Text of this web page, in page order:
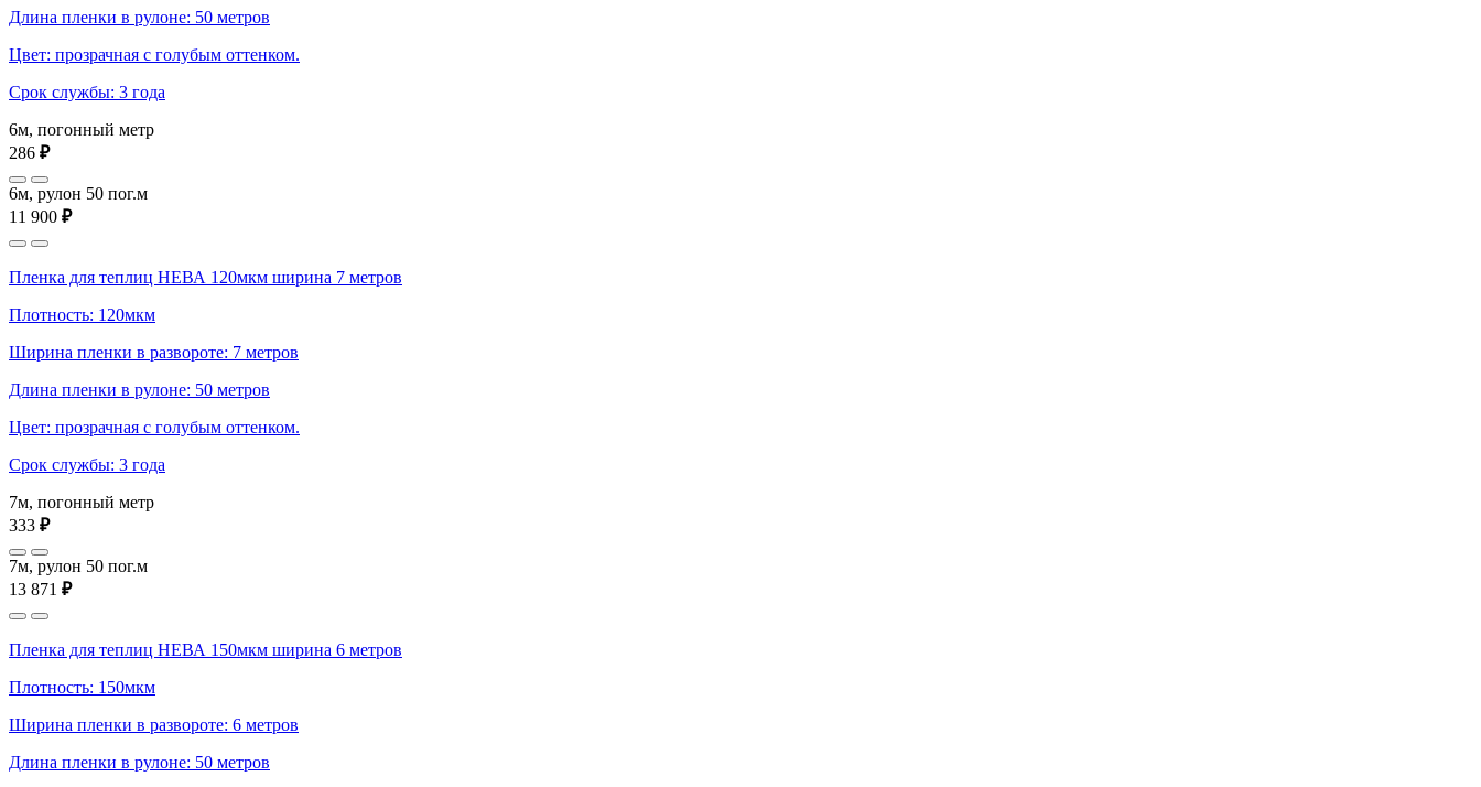
Длина пленки в рулоне: 50 метров
Цвет: прозрачная с голубым оттенком.
Срок службы: 3 года
6м, погонный метр
286 ₽
6м, рулон 50 пог.м
11 900 ₽
Пленка для теплиц НЕВА 120мкм ширина 7 метров
Плотность: 120мкм
Ширина пленки в развороте: 7 метров
Длина пленки в рулоне: 50 метров
Цвет: прозрачная с голубым оттенком.
Срок службы: 3 года
7м, погонный метр
333 ₽
7м, рулон 50 пог.м
13 871 ₽
Пленка для теплиц НЕВА 150мкм ширина 6 метров
Плотность: 150мкм
Ширина пленки в развороте: 6 метров
Длина пленки в рулоне: 50 метров